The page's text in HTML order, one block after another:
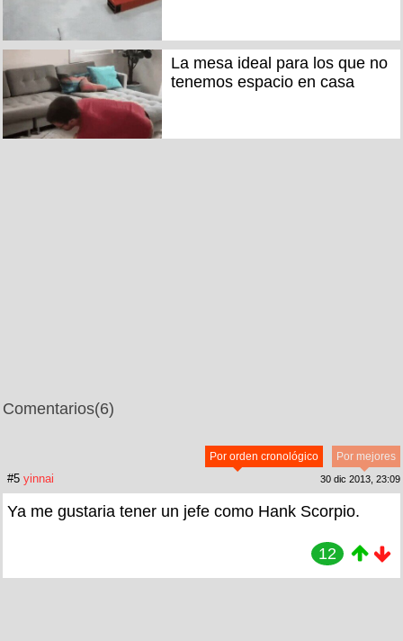
La mesa ideal para los que no
tenemos espacio en casa
Comentarios(6)
Por mejores
Por orden cronológico
#5 yinnai 30 dic 2013, 23:09
Ya me gustaria tener un jefe como Hank Scorpio.
12